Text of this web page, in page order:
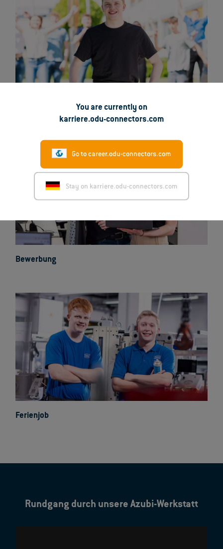
You are currently on
karriere.odu-connectors.com
Go to career.odu-connectors.com
Stay on karriere.odu-connectors.com
Benefits #woduprofitierst
Bewerbung
Ferienjob
Rundgang durch unsere Azubi-Werkstatt